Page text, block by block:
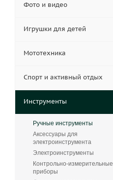
Фото и видео
Игрушки для детей
Мототехника
Спорт и активный отдых
Инструменты
Ручные инструменты
Аксессуары для
электроинструмента
Электроинструменты
Контрольно-измерительные
приборы